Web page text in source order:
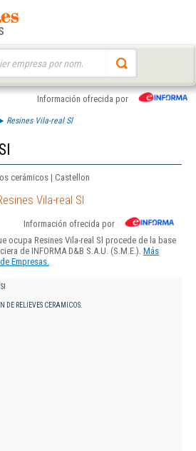
Información ofrecida por
Resines Vila-real Sl
cerámicos | Castellon
Vila-real Sl
Información ofrecida por
ocupa Resines Vila-real Sl procede de la base
de INFORMA D&B S.A.U. (S.M.E.). Más
Empresas.
DE RELIEVES CERAMICOS.